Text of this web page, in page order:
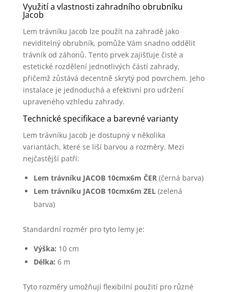
Využití a vlastnosti zahradního obrubníku
Jacob
Lem trávníku Jacob lze použít na zahradě jako
neviditelný obrubník, pomůže Vám snadno oddělit
trávník od záhonů. Tento prvek zajišťuje čisté a
estetické rozdělení jednotlivých částí zahrady,
přičemž zůstává decentně skrytý pod povrchem. Jeho
instalace je jednoduchá a efektivní pro udržení
upraveného vzhledu zahrady.
Technické specifikace a barevné varianty
Lem trávníku Jacob je dostupný v několika
variantách, které se liší barvou a rozměry. Mezi
nejčastější patří:
Lem trávníku JACOB 10cmx6m ČER(černá barva)
Lem trávníku JACOB 10cmx6m ZEL(zelená
barva)
Standardní rozměr pro tyto lemy je:
Výška: 10 cm
Délka: 6 m
Tyto rozměry umožňují flexibilní použití pro různé